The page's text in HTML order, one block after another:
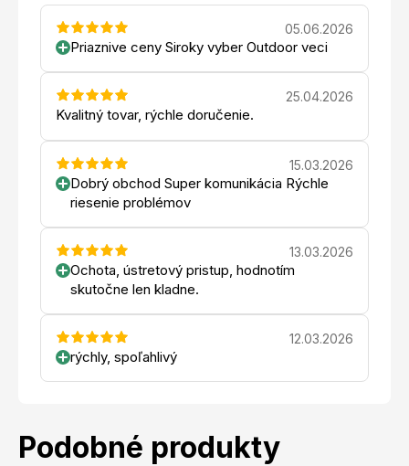
05.06.2026
Priaznive ceny Siroky vyber Outdoor veci
25.04.2026
Kvalitný tovar, rýchle doručenie.
15.03.2026
Dobrý obchod Super komunikácia Rýchle
riesenie problémov
13.03.2026
Ochota, ústretový pristup, hodnotím
skutočne len kladne.
12.03.2026
rýchly, spoľahlivý
Podobné produkty